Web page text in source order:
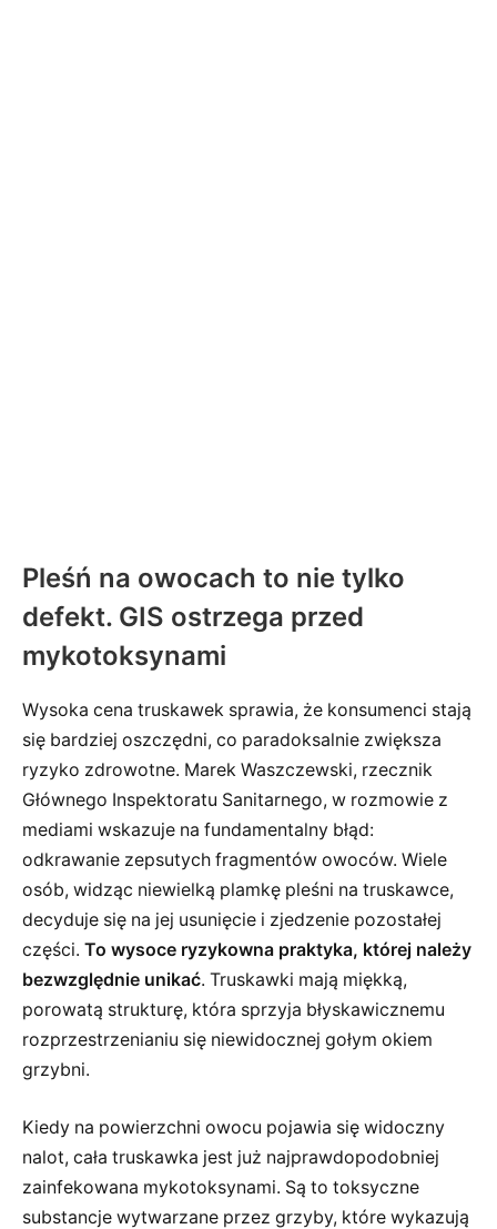
Pleśń na owocach to nie tylko
defekt. GIS ostrzega przed
mykotoksynami
Wysoka cena truskawek sprawia, że konsumenci stają
się bardziej oszczędni, co paradoksalnie zwiększa
ryzyko zdrowotne. Marek Waszczewski, rzecznik
Głównego Inspektoratu Sanitarnego, w rozmowie z
mediami wskazuje na fundamentalny błąd:
odkrawanie zepsutych fragmentów owoców. Wiele
osób, widząc niewielką plamkę pleśni na truskawce,
decyduje się na jej usunięcie i zjedzenie pozostałej
części. To wysoce ryzykowna praktyka, której należy
bezwzględnie unikać. Truskawki mają miękką,
porowatą strukturę, która sprzyja błyskawicznemu
rozprzestrzenianiu się niewidocznej gołym okiem
grzybni.
Kiedy na powierzchni owocu pojawia się widoczny
nalot, cała truskawka jest już najprawdopodobniej
zainfekowana mykotoksynami. Są to toksyczne
substancje wytwarzane przez grzyby, które wykazują